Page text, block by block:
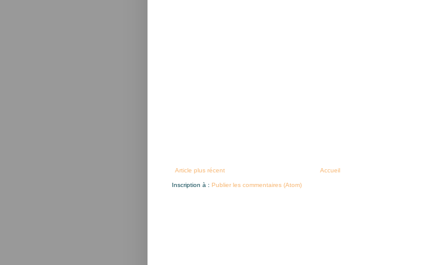
Article plus récent Accueil
Inscription à : Publier les commentaires (Atom)